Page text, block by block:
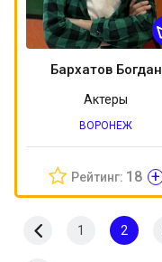
Бархатов Богдан
Актеры
ВОРОНЕЖ
Рейтинг: 18 +
1 2